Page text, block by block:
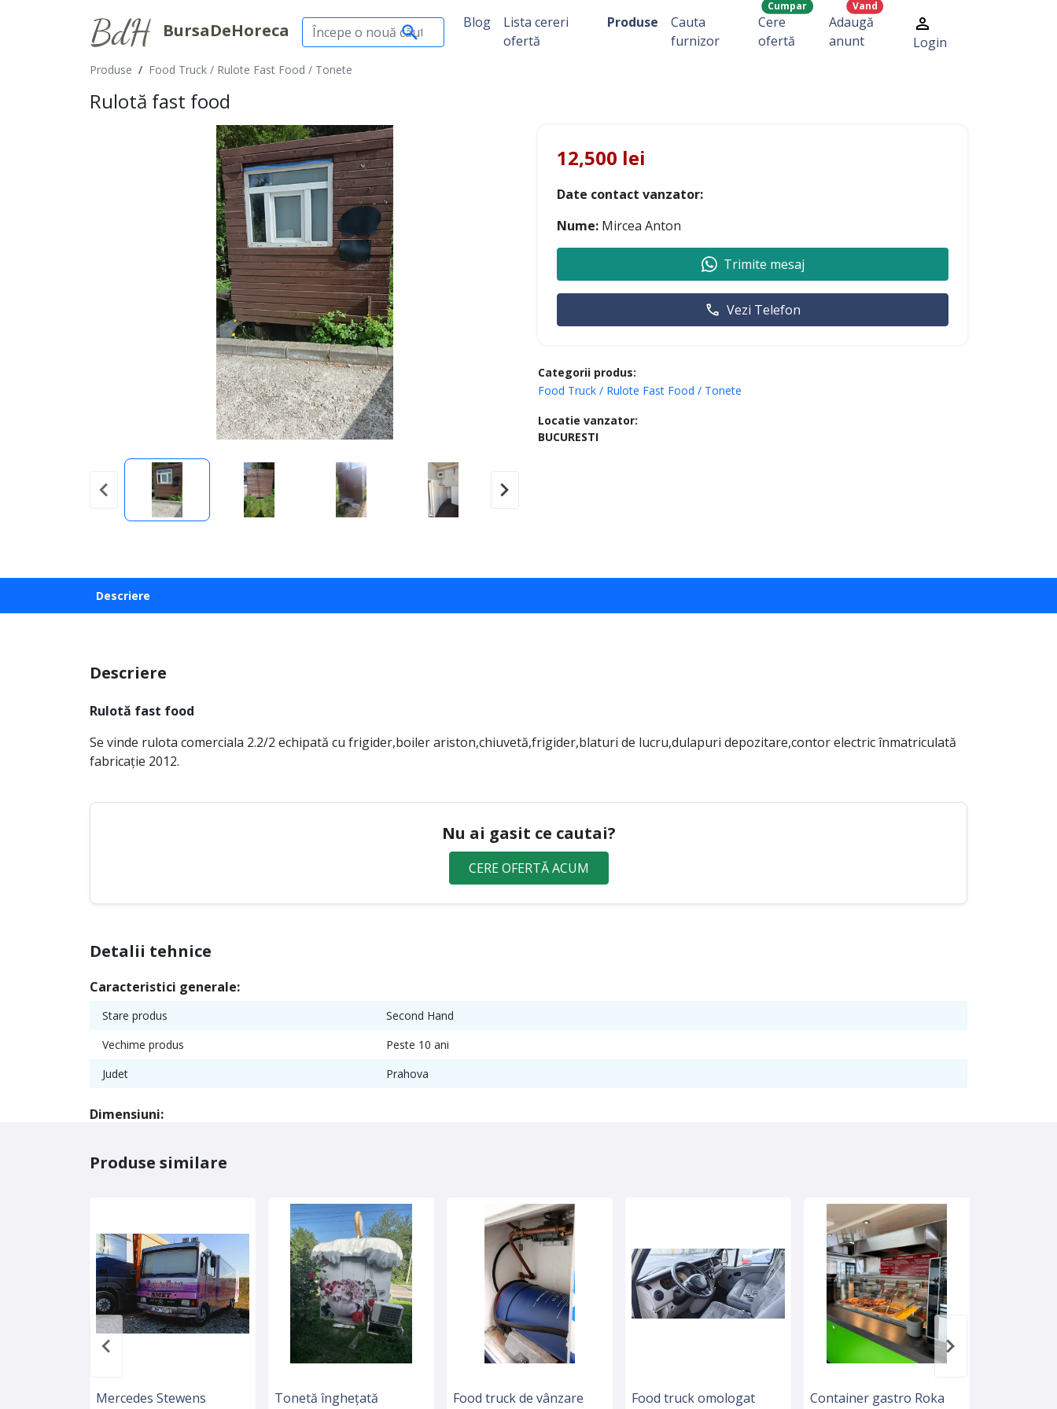
BursaDeHoreca Blog
Lista cereri
ofertă
Produse
Cauta
furnizor
Cere
ofertă
Cumpar
Adaugă
anunt
Vand
Login
Produse / Food Truck / Rulote Fast Food / Tonete
Rulotă fast food
Categorii produs:
Food Truck / Rulote Fast Food / Tonete
Locatie vanzator:
BUCURESTI
12,500 lei
Date contact vanzator:
Nume: Mircea Anton
Trimite mesaj
Vezi Telefon
Descriere
Descriere
Rulotă fast food
Se vinde rulota comerciala 2.2/2 echipată cu frigider,boiler ariston,chiuvetă,frigider,blaturi de lucru,dulapuri depozitare,contor electric înmatriculată
fabricație 2012.
Nu ai gasit ce cautai?
CERE OFERTĂ ACUM
Detalii tehnice
Caracteristici generale:
Stare produs
Second Hand
Vechime produs
Peste 10 ani
Judet
Prahova
Dimensiuni:
Produse similare
Mercedes Stewens
Tonetă înghețată Food truck de vânzare
Food truck omologat
Container gastro Roka